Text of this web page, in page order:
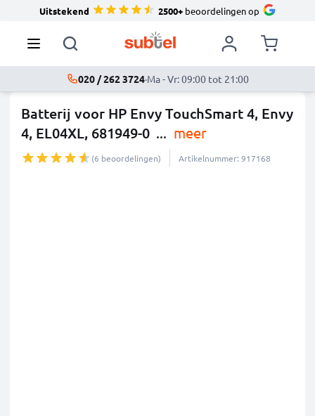
Uitstekend 2500+beoordelingen op
020 / 262 3724·Ma - Vr: 09:00 tot 21:00
Batterij voor HP Envy TouchSmart 4, Envy
4, EL04XL, 681949-0 ... meer
(6 beoordelingen) Artikelnummer: 917168